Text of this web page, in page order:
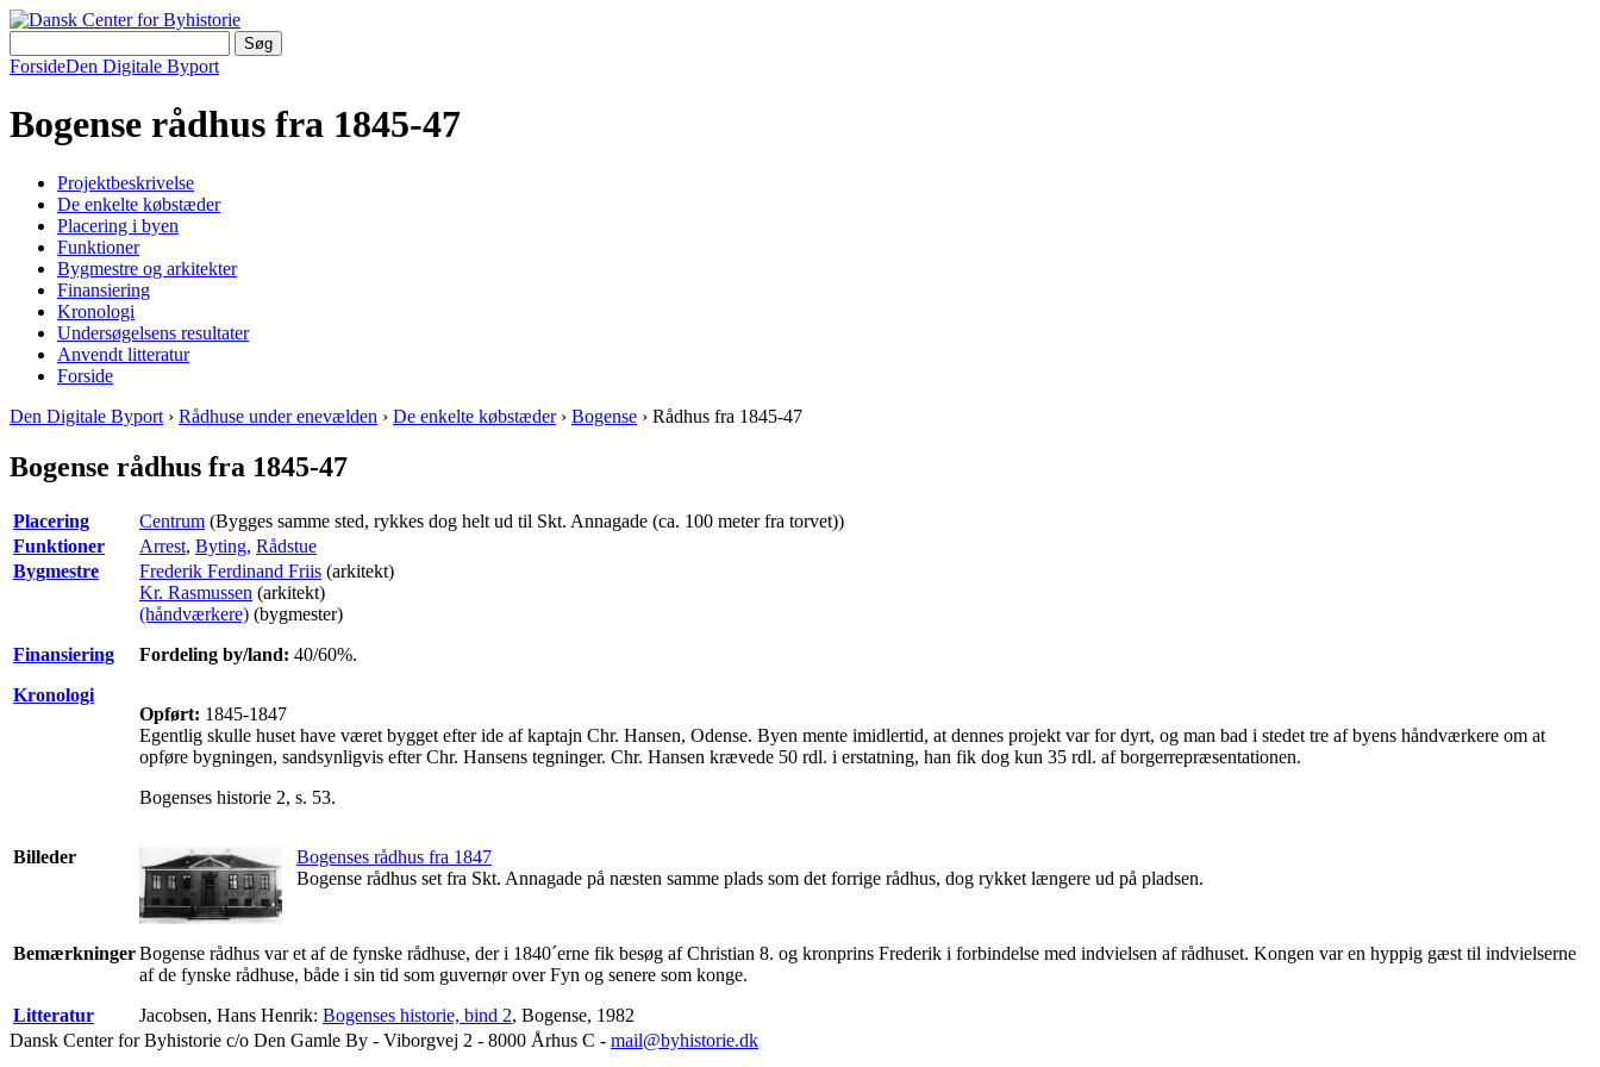
ForsideDen Digitale Byport
Bogense rådhus fra 1845-47
Projektbeskrivelse
De enkelte købstæder
Placering i byen
Funktioner
Bygmestre og arkitekter
Finansiering
Kronologi
Undersøgelsens resultater
Anvendt litteratur
Forside
Den Digitale Byport › Rådhuse under enevælden › De enkelte købstæder› Bogense › Rådhus fra 1845-47
Bogense rådhus fra 1845-47
Placering Centrum (Bygges samme sted, rykkes dog helt ud til Skt. Annagade (ca. 100 meter fra torvet))
Funktioner
Arrest, Byting, Rådstue
Bygmestre
Frederik Ferdinand Friis (arkitekt)
Kr. Rasmussen (arkitekt)
(håndværkere) (bygmester)
Finansiering
Fordeling by/land: 40/60%.
Kronologi
Opført: 1845-1847
Egentlig skulle huset have været bygget efter ide af kaptajn Chr. Hansen, Odense. Byen mente imidlertid, at dennes projekt var for dyrt, og man bad i stedet tre af byens håndværkere om at
opføre bygningen, sandsynligvis efter Chr. Hansens tegninger. Chr. Hansen krævede 50 rdl. i erstatning, han fik dog kun 35 rdl. af borgerrepræsentationen.
Bogenses historie 2, s. 53.
Billeder
Bogenses rådhus fra 1847
Bogense rådhus set fra Skt. Annagade på næsten samme plads som det forrige rådhus, dog rykket længere ud på pladsen.
BemærkningerBogense rådhus var et af de fynske rådhuse, der i 1840´erne fik besøg af Christian 8. og kronprins Frederik i forbindelse med indvielsen af rådhuset. Kongen var en hyppig gæst til indvielserne
af de fynske rådhuse, både i sin tid som guvernør over Fyn og senere som konge.
Litteratur
Jacobsen, Hans Henrik: Bogenses historie, bind 2, Bogense, 1982
Dansk Center for Byhistorie c/o Den Gamle By - Viborgvej 2 - 8000 Århus C - mail@byhistorie.dk